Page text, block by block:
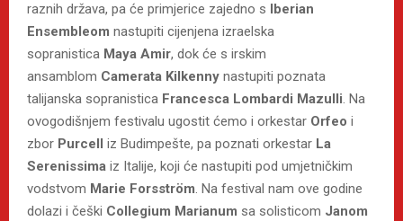
raznih država, pa će primjerice zajedno s
Iberian
Ensembleom nastupiti cijenjena izraelska
sopranistica Maya Amir, dok će s irskim
ansamblom Camerata Kilkenny nastupiti poznata
talijanska sopranistica Francesca Lombardi Mazulli. Na
ovogodišnjem festivalu ugostit ćemo i orkestar Orfeo i
zbor Purcell iz Budimpešte, pa poznati orkestar La
Serenissima iz Italije, koji će nastupiti pod umjetničkim
vodstvom Marie Forsström. Na festival nam ove godine
dolazi i češki Collegium Marianum sa solisticom Janom